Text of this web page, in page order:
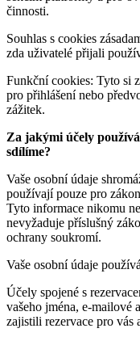
činnosti.
Souhlas s cookies
zda uživatelé přijali
Funkční cookies: Tyto si
pro přihlášení nebo
zážitek.
Za jakými účely
sdílíme?
Vaše osobní údaje
používají pouze pro
Tyto informace nikomu
nevyžaduje příslušný
ochrany soukromí.
Vaše osobní údaje
Účely spojené s
vašeho jména, e-mailové
zajistili rezervace pro vás